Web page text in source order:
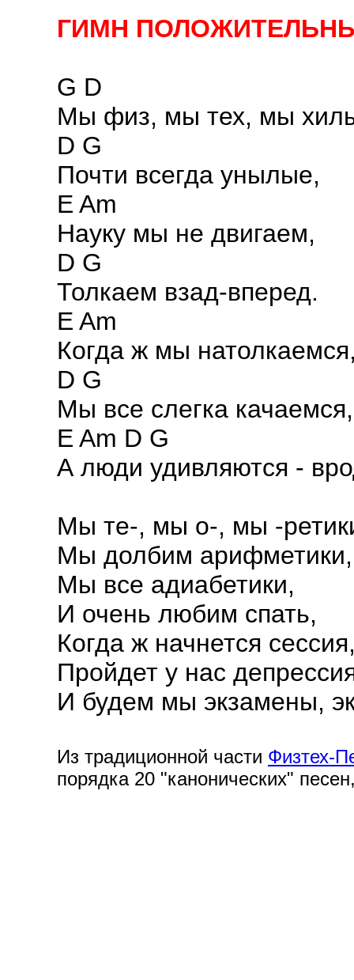
ГИМН
G D
Мы физ, мы тех, мы
D G
Почти всегда унылые,
E Am
Науку мы не двигаем,
D G
Толкаем взад-вперед.
E Am
Когда ж мы
D G
Мы все слегка качаемся,
E Am D G
А люди удивляются -
Мы те-, мы о-, мы -
Мы долбим арифметики,
Мы все адиабетики,
И очень любим спать,
Когда ж начнется
Пройдет у нас
И будем мы экзамены,
Из традиционной части Физтех-
порядка 20 "канонических"